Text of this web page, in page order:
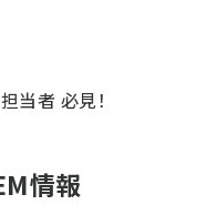
当者 必見！
情報